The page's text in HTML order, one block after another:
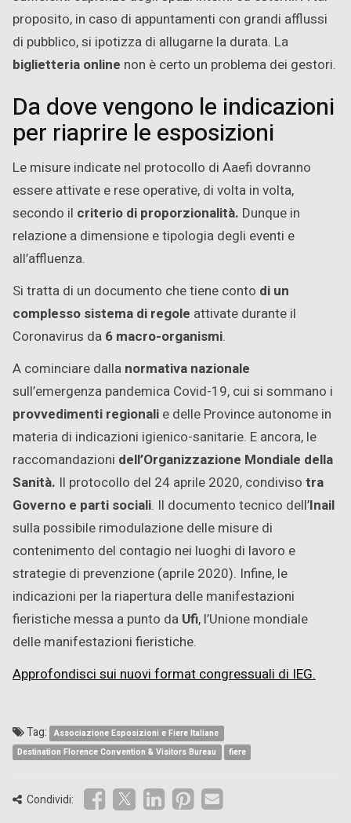
proposito, in caso di appuntamenti con grandi afflussi
di pubblico, si ipotizza di allugarne la durata. La
biglietteria online non è certo un problema dei gestori.
Da dove vengono le indicazioni
per riaprire le esposizioni
Le misure indicate nel protocollo di Aaefi dovranno
essere attivate e rese operative, di volta in volta,
secondo il criterio di proporzionalità. Dunque in
relazione a dimensione e tipologia degli eventi e
all’affluenza.
Si tratta di un documento che tiene conto di un
complesso sistema di regole attivate durante il
Coronavirus da 6 macro-organismi.
A cominciare dalla normativa nazionale
sull’emergenza pandemica Covid-19, cui si sommano i
provvedimenti regionali e delle Province autonome in
materia di indicazioni igienico-sanitarie. E ancora, le
raccomandazioni dell’Organizzazione Mondiale della
Sanità. Il protocollo del 24 aprile 2020, condiviso tra
Governo e parti sociali. Il documento tecnico dell’Inail
sulla possibile rimodulazione delle misure di
contenimento del contagio nei luoghi di lavoro e
strategie di prevenzione (aprile 2020). Infine, le
indicazioni per la riapertura delle manifestazioni
fieristiche messa a punto da Ufi, l’Unione mondiale
delle manifestazioni fieristiche.
Approfondisci sui nuovi format congressuali di IEG.
Tag:
Associazione Esposizioni e Fiere Italiane
Destination Florence Convention & Visitors Bureau
fiere
Condividi: